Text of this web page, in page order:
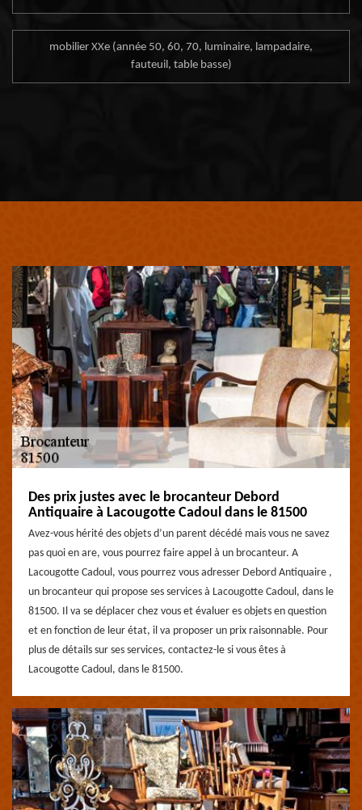
mobilier XXe (année 50, 60, 70, luminaire, lampadaire,
fauteuil, table basse)
Des prix justes avec le brocanteur Debord
Antiquaire à Lacougotte Cadoul dans le 81500
Avez-vous hérité des objets d’un parent décédé mais vous ne savez
pas quoi en are, vous pourrez faire appel à un brocanteur. A
Lacougotte Cadoul, vous pourrez vous adresser Debord Antiquaire ,
un brocanteur qui propose ses services à Lacougotte Cadoul, dans le
81500. Il va se déplacer chez vous et évaluer es objets en question
et en fonction de leur état, il va proposer un prix raisonnable. Pour
plus de détails sur ses services, contactez-le si vous êtes à
Lacougotte Cadoul, dans le 81500.